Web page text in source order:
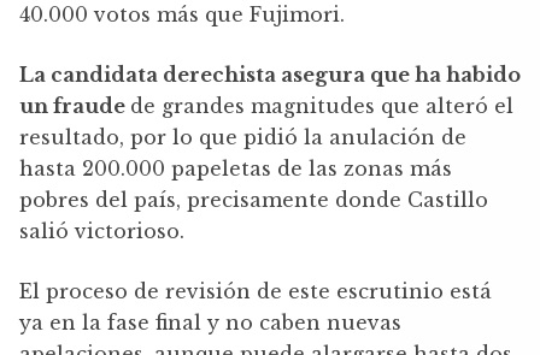
40.000 votos más que Fujimori.
La candidata derechista asegura que ha habido
un fraude de grandes magnitudes que alteró el
resultado, por lo que pidió la anulación de
hasta 200.000 papeletas de las zonas más
pobres del país, precisamente donde Castillo
salió victorioso.
El proceso de revisión de este escrutinio está
ya en la fase final y no caben nuevas